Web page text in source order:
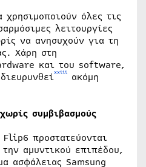
όλες τις
λειτουργίες
να ανησυχούν για τη
Χάρη στη
και του software,
xxiii
ακόμη
συμβιβασμούς
προστατεύονται
αμυντικού επιπέδου,
ασφάλειας Samsung